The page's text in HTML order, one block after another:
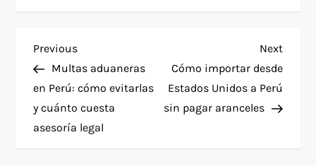
P
o
s
Previous
Post
Previous
Multas aduaneras
en Perú: cómo evitarlas
y cuánto cuesta
asesoría legal
Next
Post
Next
Cómo importar desde
Estados Unidos a Perú
sin pagar aranceles